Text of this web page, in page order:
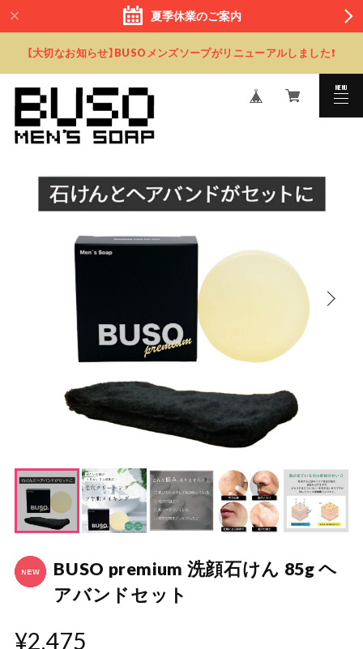
夏季休業のご案内
【大切なお知らせ】BUSOメンズソープがリニューアルしました！
MENU
CLOSE
BUSO premium 洗顔石けん 85g ヘ
アバンドセット
¥2,475